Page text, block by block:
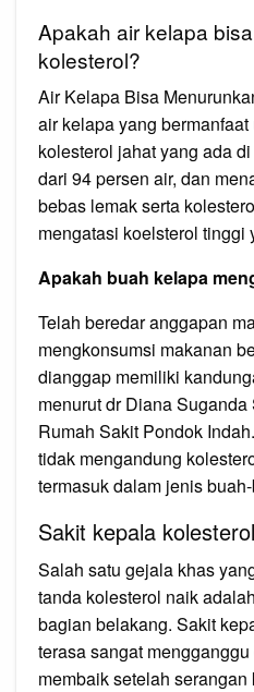
Apakah air kelapa
kolesterol?
Air Kelapa Bisa
air kelapa yang
kolesterol jahat yang ada
dari 94 persen air, dan
bebas lemak serta
mengatasi koelsterol tinggi
Apakah buah kelapa
Telah beredar anggapan
mengkonsumsi makanan
dianggap memiliki
menurut dr Diana
Rumah Sakit Pondok
tidak mengandung
termasuk dalam jenis
Sakit kepala
Salah satu gejala khas
tanda kolesterol naik
bagian belakang. Sakit
terasa sangat
membaik setelah